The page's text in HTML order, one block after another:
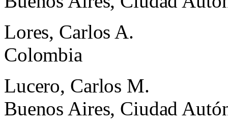
Lores, Carlos A.
Colombia
Lucero, Carlos M.
Buenos Aires, Ciudad